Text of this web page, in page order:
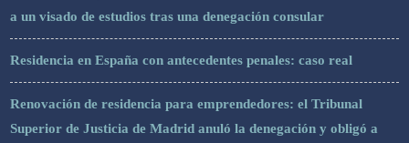
a un visado de estudios tras una denegación consular
Residencia en España con antecedentes penales: caso real
Renovación de residencia para emprendedores: el Tribunal
Superior de Justicia de Madrid anuló la denegación y obligó a